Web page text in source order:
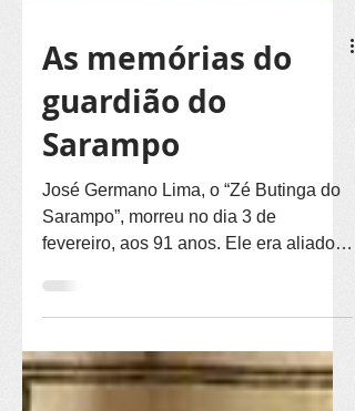
As memórias do
guardião do
Sarampo
José Germano Lima, o “Zé Butinga do
Sarampo”, morreu no dia 3 de
fevereiro, aos 91 anos. Ele era aliado,
terras na zona rural Canavieiras, no
Sul da Bahia, em 1985. A disputa com